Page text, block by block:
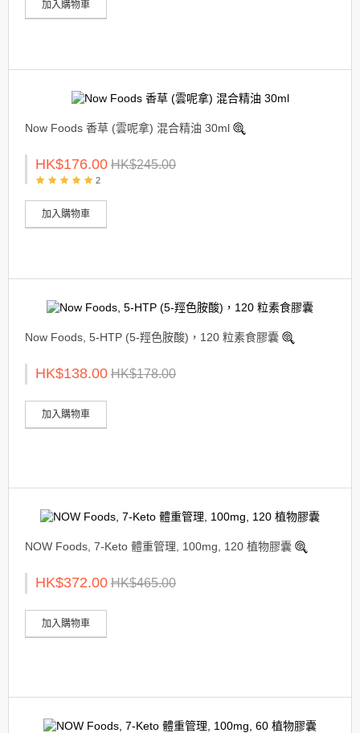
加入購物車
Now Foods 香草 (雲呢拿) 混合精油 30ml
HK$176.00 HK$245.00
2
加入購物車
Now Foods, 5-HTP (5-羥色胺酸)，120 粒素食膠囊
HK$138.00 HK$178.00
加入購物車
NOW Foods, 7-Keto 體重管理, 100mg, 120 植物膠囊
HK$372.00 HK$465.00
加入購物車